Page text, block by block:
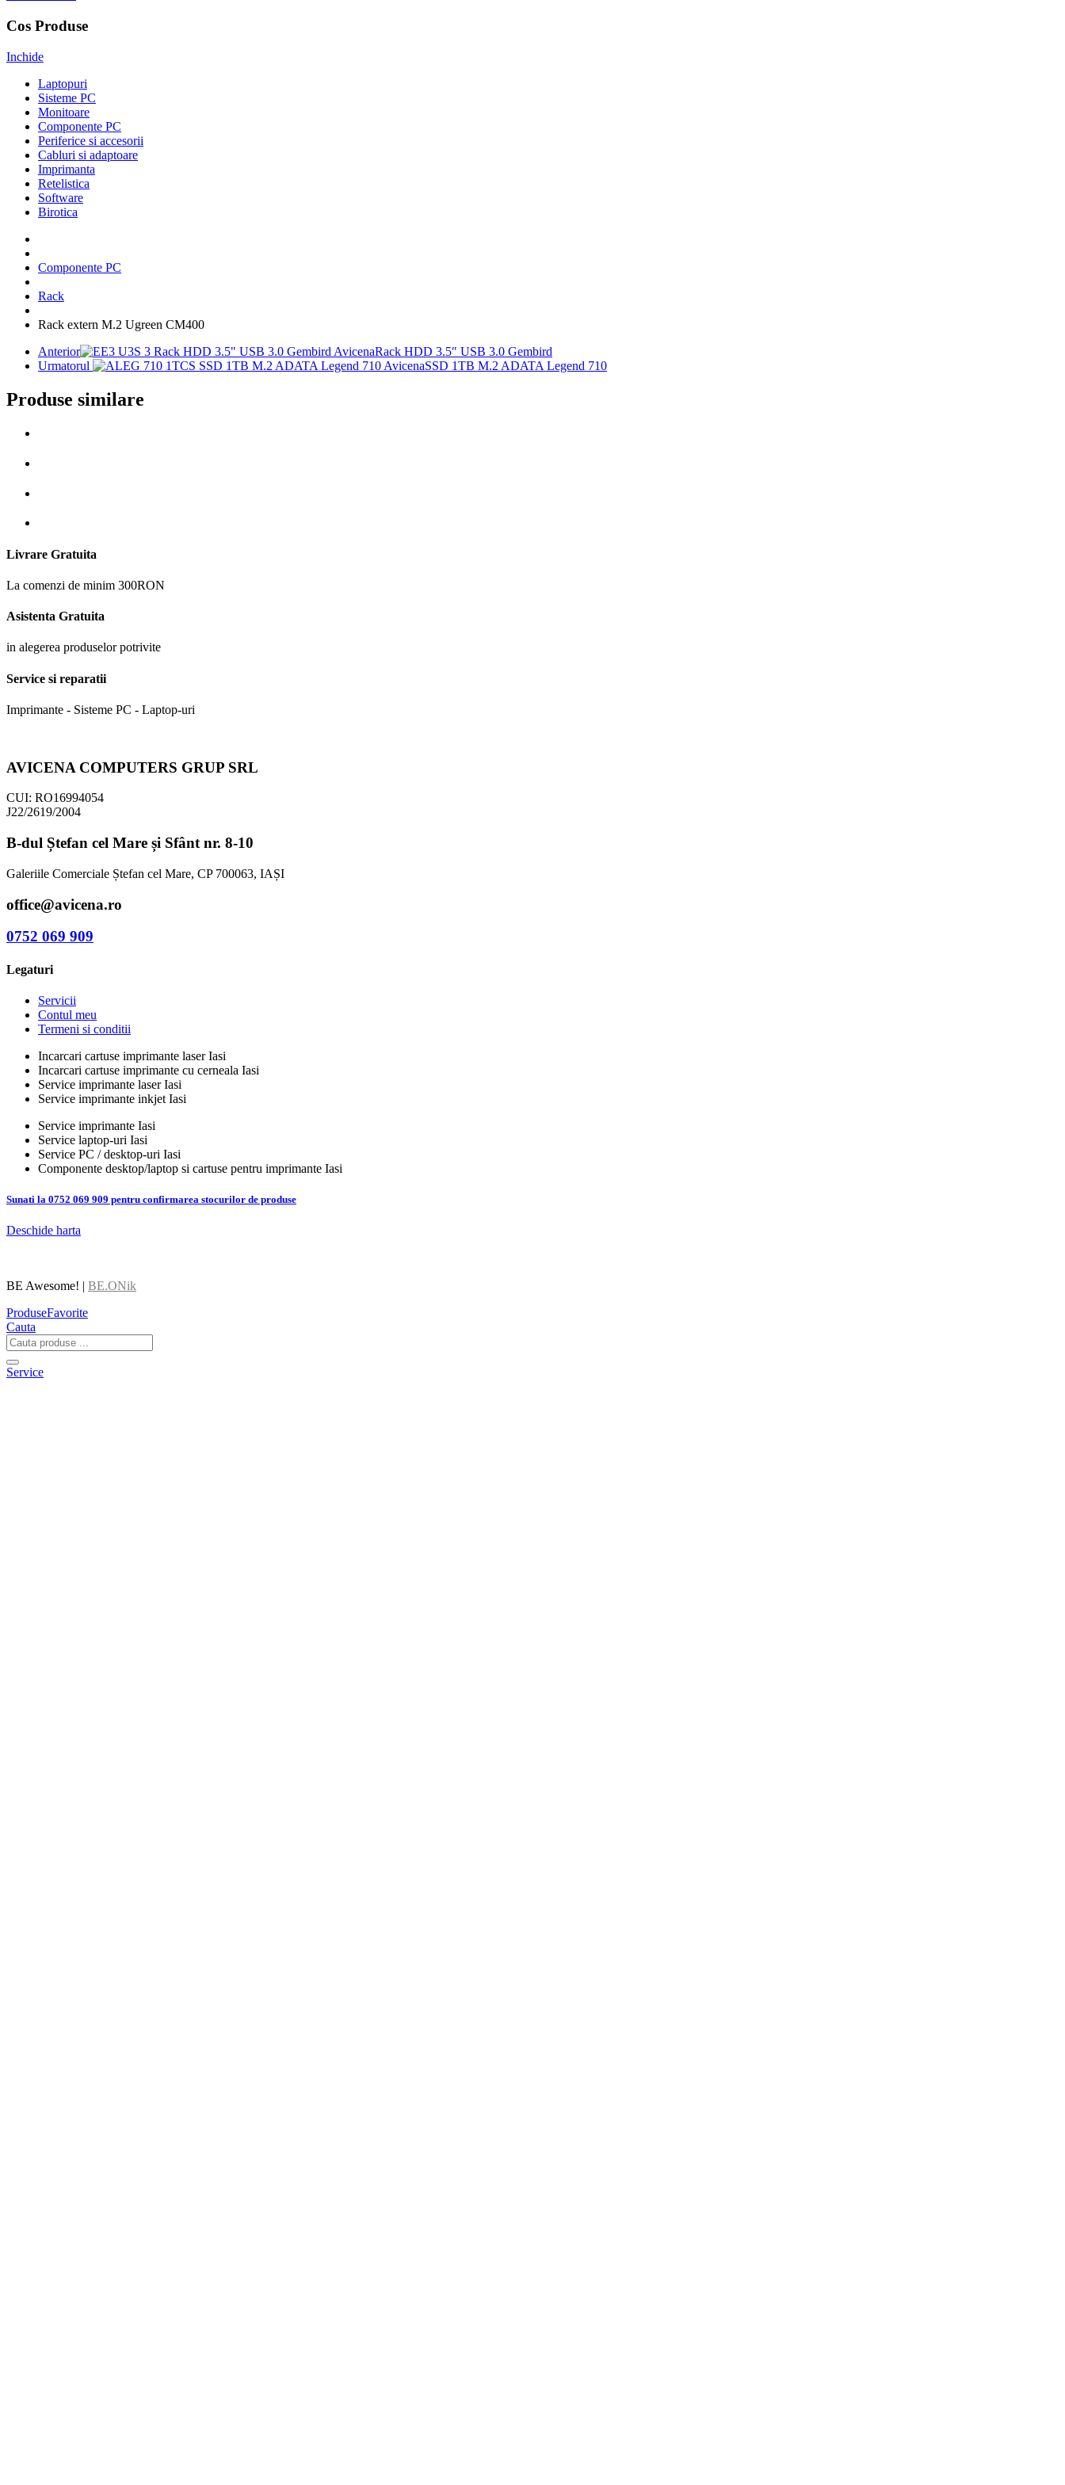
Cos Produse
Inchide
Laptopuri
Sisteme PC
Monitoare
Componente PC
Periferice si accesorii
Cabluri si adaptoare
Imprimanta
Retelistica
Software
Birotica
Componente PC
Rack
Rack extern M.2 Ugreen CM400
Anterior
Rack HDD 3.5″ USB 3.0 Gembird
Urmatorul
SSD 1TB M.2 ADATA Legend 710
Produse similare
Livrare Gratuita
La comenzi de minim 300RON
Asistenta Gratuita
in alegerea produselor potrivite
Service si reparatii
Imprimante - Sisteme PC - Laptop-uri
AVICENA COMPUTERS GRUP SRL
CUI: RO16994054
J22/2619/2004
B-dul Ștefan cel Mare și Sfânt nr. 8-10
Galeriile Comerciale Ștefan cel Mare, CP 700063, IAȘI
office@avicena.ro
0752 069 909
Legaturi
Servicii
Contul meu
Termeni si conditii
Incarcari cartuse imprimante laser Iasi
Incarcari cartuse imprimante cu cerneala Iasi
Service imprimante laser Iasi
Service imprimante inkjet Iasi
Service imprimante Iasi
Service laptop-uri Iasi
Service PC / desktop-uri Iasi
Componente desktop/laptop si cartuse pentru imprimante Iasi
Sunati la 0752 069 909 pentru confirmarea stocurilor de produse
Deschide harta
BE Awesome! | BE.ONik
ProduseFavorite
Cauta
Service